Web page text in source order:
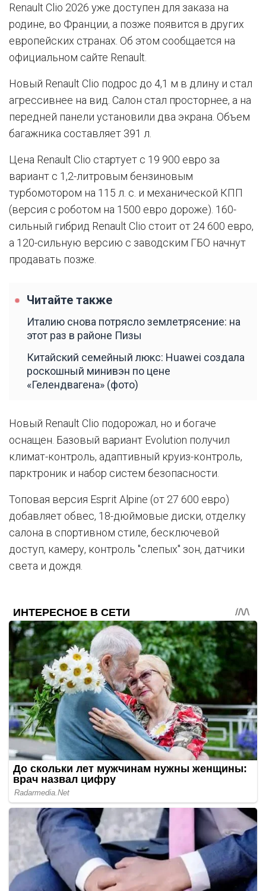
Renault Clio 2026 уже доступен для заказа на
родине, во Франции, а позже появится в других
европейских странах. Об этом сообщается на
официальном сайте Renault.
Новый Renault Clio подрос до 4,1 м в длину и стал
агрессивнее на вид. Салон стал просторнее, а на
передней панели установили два экрана. Объем
багажника составляет 391 л.
Цена Renault Clio стартует с 19 900 евро за
вариант с 1,2-литровым бензиновым
турбомотором на 115 л. с. и механической КПП
(версия с роботом на 1500 евро дороже). 160-
сильный гибрид Renault Clio стоит от 24 600 евро,
а 120-сильную версию с заводским ГБО начнут
продавать позже.
Читайте также
Италию снова потрясло землетрясение: на
этот раз в районе Пизы
Китайский семейный люкс: Huawei создала
роскошный минивэн по цене
«Гелендвагена» (фото)
Новый Renault Clio подорожал, но и богаче
оснащен. Базовый вариант Evolution получил
климат-контроль, адаптивный круиз-контроль,
парктроник и набор систем безопасности.
Топовая версия Esprit Alpine (от 27 600 евро)
добавляет обвес, 18-дюймовые диски, отделку
салона в спортивном стиле, бесключевой
доступ, камеру, контроль "слепых" зон, датчики
света и дождя.